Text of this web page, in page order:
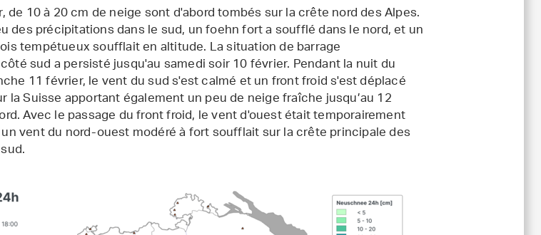
de 10 à 20 cm de neige sont d'abord tombés sur la crête nord des Alpes.
des précipitations dans le sud, un foehn fort a soufflé dans le nord, et un
tempétueux soufflait en altitude. La situation de barrage
sud a persisté jusqu'au samedi soir 10 février. Pendant la nuit du
11 février, le vent du sud s'est calmé et un front froid s'est déplacé
la Suisse apportant également un peu de neige fraîche jusqu’au 12
Avec le passage du front froid, le vent d'ouest était temporairement
vent du nord-ouest modéré à fort soufflait sur la crête principale des